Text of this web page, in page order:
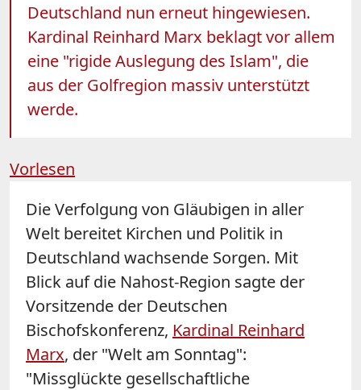
Deutschland nun erneut hingewiesen.
Kardinal Reinhard Marx beklagt vor allem
eine "rigide Auslegung des Islam", die
aus der Golfregion massiv unterstützt
werde.
Vorlesen
Die Verfolgung von Gläubigen in aller
Welt bereitet Kirchen und Politik in
Deutschland wachsende Sorgen. Mit
Blick auf die Nahost-Region sagte der
Vorsitzende der Deutschen
Bischofskonferenz, Kardinal Reinhard
Marx, der "Welt am Sonntag":
"Missglückte gesellschaftliche